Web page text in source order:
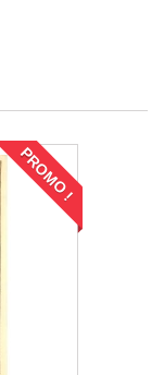
PROMO !